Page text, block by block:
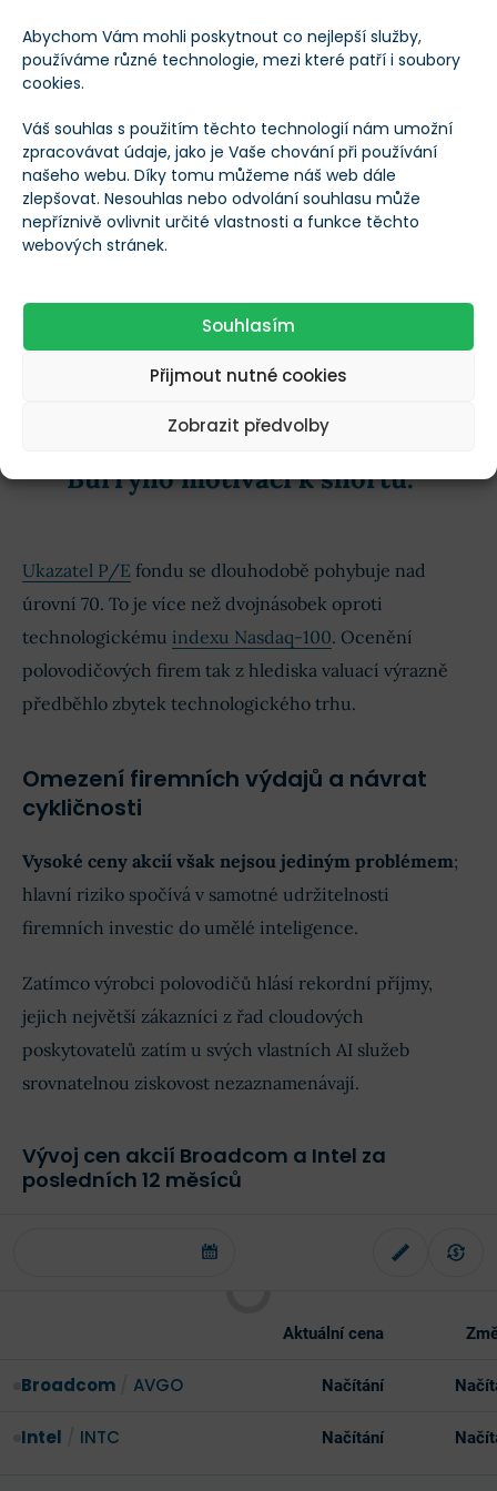
Abychom Vám mohli poskytnout co nejlepší služby,
používáme různé technologie, mezi které patří i soubory
cookies.
Váš souhlas s použitím těchto technologií nám umožní
zpracovávat údaje, jako je Vaše chování při používání
našeho webu. Díky tomu můžeme náš web dále
zlepšovat. Nesouhlas nebo odvolání souhlasu může
nepříznivě ovlivnit určité vlastnosti a funkce těchto
webových stránek.
Souhlasím
Přijmout nutné cookies
Zobrazit předvolby
Od svého založení v roce 2001 dosáhl fond SOXX
průměrného ročního zhodnocení 14,9 %
% ročně.
Růst akceleroval zejména v posledních třech letech s
masivním nástupem umělé inteligence, kdy roční
prudkého přeceňování celého odvětví.
Právě předchozí prudký růst
extrémů, což vysvětluje
Burryho motivaci k shortu.
Ukazatel P/E fondu se dlouhodobě pohybuje nad
úrovní 70. To je více než dvojnásobek oproti
technologickému indexu Nasdaq-100. Ocenění
polovodičových firem tak z hlediska valuací výrazně
předběhlo zbytek technologického trhu.
Omezení firemních výdajů a návrat
cykličnosti
Vysoké ceny akcií však nejsou jediným problémem;
hlavní riziko spočívá v samotné udržitelnosti
firemních investic do umělé inteligence.
Zatímco výrobci polovodičů hlásí rekordní příjmy,
jejich největší zákazníci z řad cloudových
poskytovatelů zatím u svých vlastních AI služeb
srovnatelnou ziskovost nezaznamenávají.
Vývoj cen akcií Broadcom a Intel za
posledních 12 měsíců
Aktuální cena
Broadcom AVGO Načítání
Intel INTC Načítání